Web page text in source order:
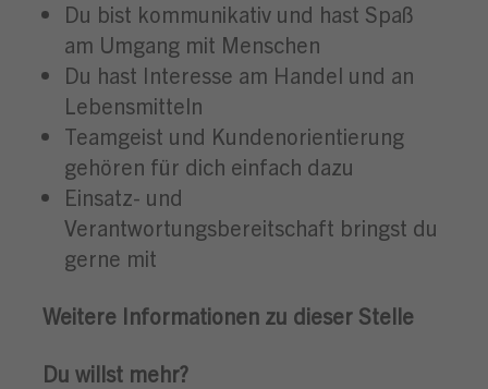
Du bist kommunikativ und hast Spaß
am Umgang mit Menschen
Du hast Interesse am Handel und an
Lebensmitteln
Teamgeist und Kundenorientierung
gehören für dich einfach dazu
Einsatz- und
Verantwortungsbereitschaft bringst du
gerne mit
Weitere Informationen zu dieser Stelle
Du willst mehr?